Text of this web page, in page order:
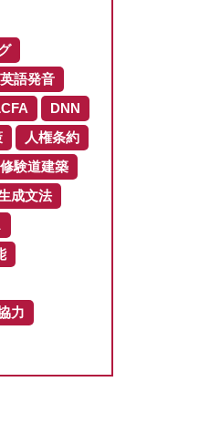
英語発音
DNN
人権条約
修験道建築
成文法
力